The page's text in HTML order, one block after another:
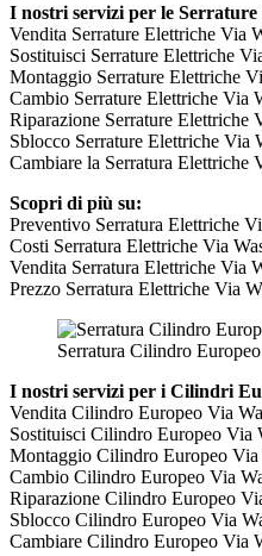
I nostri servizi per le
Vendita Serrature Elettriche Via
Sostituisci Serrature Elettriche
Montaggio Serrature Elettriche
Cambio Serrature Elettriche Via
Riparazione Serrature Elettriche
Sblocco Serrature Elettriche Via
Cambiare la Serratura Elettriche
Scopri di più su:
Preventivo Serratura Elettriche
Costi Serratura Elettriche Via
Vendita Serratura Elettriche Via
Prezzo Serratura Elettriche Via
Serratura Cilindro Europeo
I nostri servizi per i Cilindri
Vendita Cilindro Europeo Via
Sostituisci Cilindro Europeo Via
Montaggio Cilindro Europeo
Cambio Cilindro Europeo Via
Riparazione Cilindro Europeo
Sblocco Cilindro Europeo Via
Cambiare Cilindro Europeo Via